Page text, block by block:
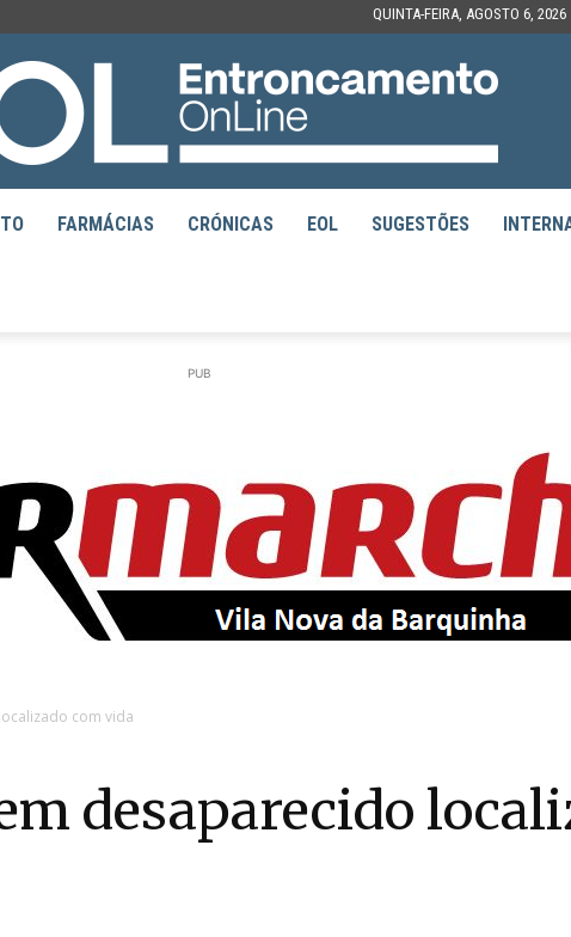
QUINTA-FEIRA, AGOSTO 6, 2026
EntroncamentoOnline
FARMÁCIAS CRÓNICAS EOL SUGESTÕES
PUB
com vida
desaparecido